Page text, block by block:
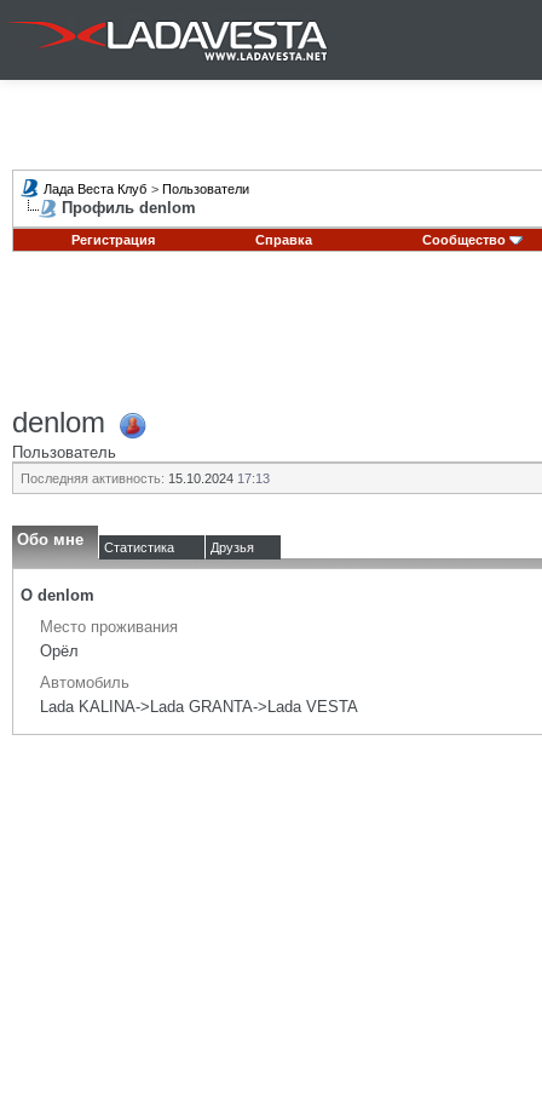
Лада Веста Клуб > Пользователи
Профиль denlom
Регистрация Справка Сообщество
denlom
Пользователь
Последняя активность: 15.10.2024 17:13
Обо мне Статистика Друзья
О denlom
Место проживания
Орёл
Автомобиль
Lada KALINA->Lada GRANTA->Lada VESTA